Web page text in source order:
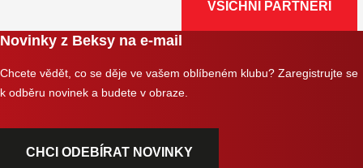
VŠICHNI PARTNEŘI
Novinky z Beksy na e-mail
Chcete vědět, co se děje ve vašem oblíbeném klubu? Zaregistrujte se
k odběru novinek a budete v obraze.
CHCI ODEBÍRAT NOVINKY